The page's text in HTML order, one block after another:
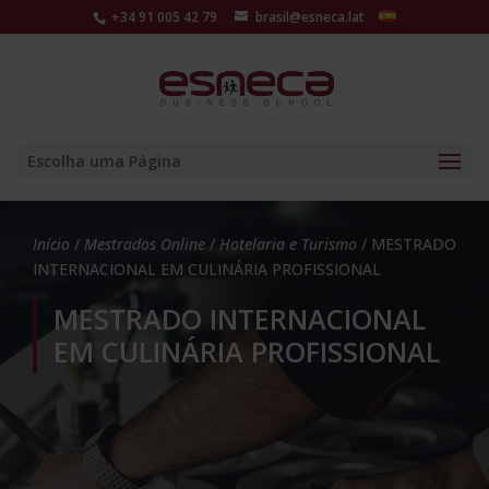
+34 91 005 42 79 brasil@esneca.lat
Escolha uma Página
Início / Mestrados Online / Hotelaria e Turismo / MESTRADO
INTERNACIONAL EM CULINÁRIA PROFISSIONAL
MESTRADO INTERNACIONAL
EM CULINÁRIA PROFISSIONAL